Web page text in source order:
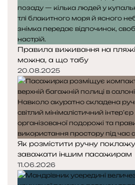
Правила виживання на
можна, а що табу
20.08.2025
Як розмістити ручну поклажу
заважати іншим пасажирам
11.06.2026